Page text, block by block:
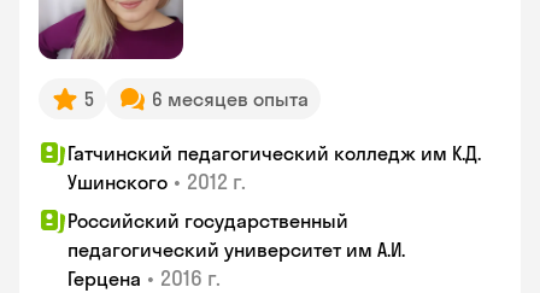
5 6 месяцев опыта
Гатчинский педагогический колледж им К.Д.
Ушинского • 2012 г.
Российский государственный
педагогический университет им А.И.
Герцена • 2016 г.